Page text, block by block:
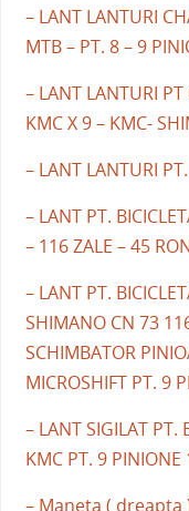
– LANT LANTURI
MTB – PT. 8 – 9
– LANT LANTURI PT
KMC X 9 – KMC-
– LANT LANTURI
– LANT PT.
– 116 ZALE – 45
– LANT PT.
SHIMANO CN 73
SCHIMBATOR
MICROSHIFT PT. 9
– LANT SIGILAT PT.
KMC PT. 9 PINIONE
– Maneta (